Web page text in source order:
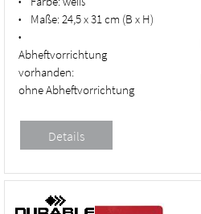
• Maße:24,5 x 31 cm (B x H)
•
Abheftvorrichtung
vorhanden:
ohne Abheftvorrichtung